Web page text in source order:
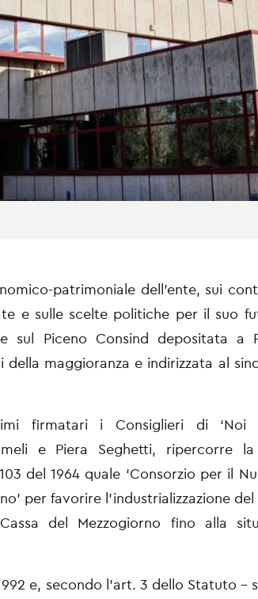
patrimoniale dell’ente, sui
e sulle scelte politiche per il suo
sul Piceno Consind depositata a
della maggioranza e indirizzata al
firmatari i Consiglieri di ‘Noi
e Piera Seghetti, ripercorre
del 1964 quale ‘Consorzio per il
per favorire l’industrializzazione del
del Mezzogiorno fino alla
e, secondo l’art. 3 dello Statuto –